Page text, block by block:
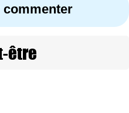
commenter
être